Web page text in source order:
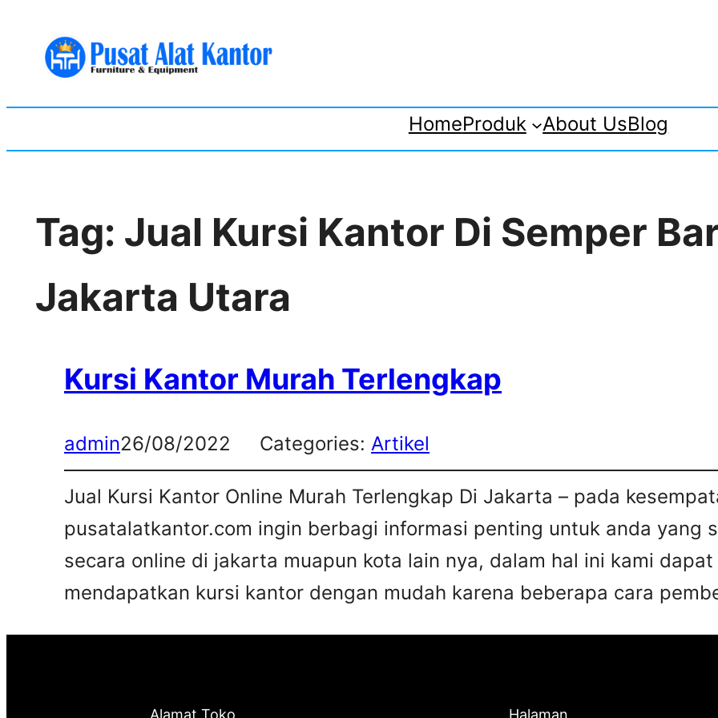
content
HomeProduk About UsBlog
Tag: Jual Kursi Kantor Di Semper
Jakarta Utara
Kursi Kantor Murah Terlengkap
admin26/08/2022 Categories: Artikel
Jual Kursi Kantor Online Murah Terlengkap Di Jakarta – pada
pusatalatkantor.com ingin berbagi informasi penting untuk anda yang
secara online di jakarta muapun kota lain nya, dalam hal ini kami
mendapatkan kursi kantor dengan mudah karena beberapa cara
Alamat Toko Halaman